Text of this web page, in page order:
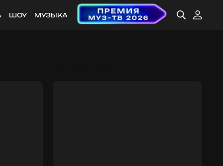
ШОУ МУЗЫКА